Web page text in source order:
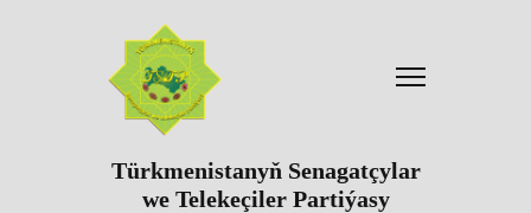
Türkmenistanyň Senagatçylar
we Telekeçiler Partiýasy